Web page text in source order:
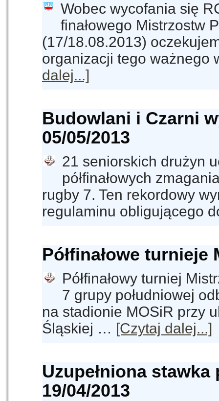
Wobec wycofania się
finałowego Mistrzostw
(17/18.08.2013)
organizacji tego
dalej...]
Budowlani i Czarni
05/05/2013
21 seniorskich drużyn
półfinałowych
rugby 7. Ten rekordowy
regulaminu obligującego
Półfinałowe turnieje
Półfinałowy turniej
7 grupy południowej
na stadionie MOSiR przy
Śląskiej … [Czytaj dalej...]
Uzupełniona stawka
19/04/2013